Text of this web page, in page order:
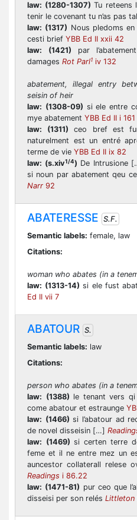
law: (1280-1307) Tu reteens
tenir le covenant tu n’as pas
law: (1317) Nous pledoms
cesti brief YBB Ed II xxii 42
law:
(1421) par
damages Rot Parl1 iv 132
abatement, illegal entry
seisin of heir
law: (1308-09) si ele entre
mye abatement YBB Ed II i 161
law:
(1311) ceo bref est
naturelment est un entré
terme de vie YBB Ed II ix 82
law: (s.xiv1/4) De Intrusione
si noun par abatement qeu
Narr 92
ABATERESSE S.F.
Semantic labels: female, law
Citations:
woman who abates (in a
law: (1313-14) si ele fust
Ed II vii 7
ABATOUR S.
Semantic labels: law
Citations:
person who abates (in a
law: (1388) le tenant vers
come abatour et estraunge
law: (1466) si l’abatour ad
de novel disseisin […]
law: (1469) si certen terre
feme et il ne entre mez un
auncestor collaterall relese
Readings i 86.22
law: (1471-81) pur ceo que
disseisi per son relés Littleton